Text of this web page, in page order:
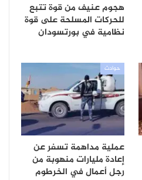
هجوم عنيف من قوة تتبع
للحركات المسلحة على قوة
نظامية في بورتسودان
حوادث
عملية مداهمة تسفر عن
إعادة مليارات منهوبة من
رجل أعمال في الخرطوم